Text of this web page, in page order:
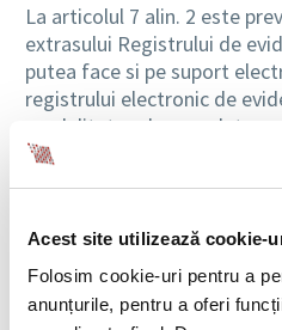
Acest site utilizează cookie-
Folosim cookie-uri pentru a
anunțurile, pentru a oferi
La articolul 7 alin. 2 este
extrasului Registrului de
putea face si pe suport
registrului electronic de
modalitatea de completare
ministrului muncii, familiei,
persoanelor varstnice.
Legea nr. 262/2013
Legea nr. 262 din 2
Partea I nr. 621 din